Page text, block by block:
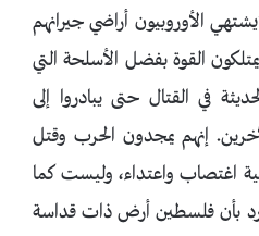
الأوروبيون أراضي جيرانهم
يمتلكون القوة بفضل الأسلحة التي
في القتال حتى يبادروا إلى
إنهم يمجدون الحرب وقتل
اغتصاب واعتداء، وليست كما
بأن فلسطين أرض ذات قداسة